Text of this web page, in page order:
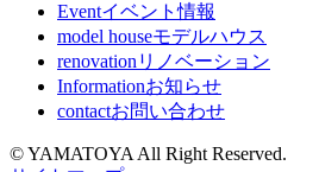
Eventイベント情報
model houseモデルハウス
renovation リノベーション
Informationお知らせ
contactお問い合わせ
© YAMATOYA All Right Reserved.